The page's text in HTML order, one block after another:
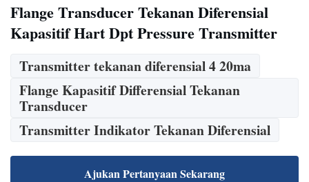
Flange Transducer Tekanan Diferensial
Kapasitif Hart Dpt Pressure Transmitter
Transmitter tekanan diferensial 4 20ma
Flange Kapasitif Differensial Tekanan
Transducer
Transmitter Indikator Tekanan Diferensial
Ajukan Pertanyaan Sekarang